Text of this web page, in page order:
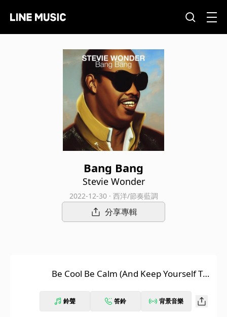
Bang Bang
Stevie Wonder
2022-12-30 · 西洋/節奏藍調
分享專輯
Be Cool Be Calm (And Keep Yourself To
鈴聲 答鈴 背景音樂